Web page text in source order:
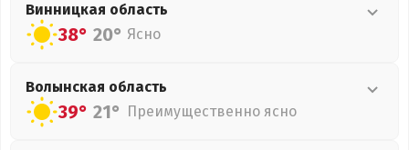
Винницкая область
38° 20° Ясно
Волынская область
39° 21° Преимущественно ясно